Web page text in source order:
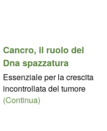
Cancro, il ruolo del
Dna spazzatura
Essenziale per la crescita
incontrollata del tumore
(Continua)